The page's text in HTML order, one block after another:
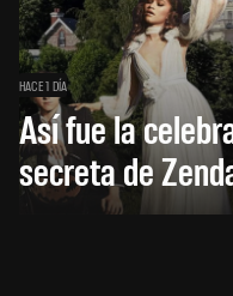
HACE 1 DÍA
Así fue la
secreta de